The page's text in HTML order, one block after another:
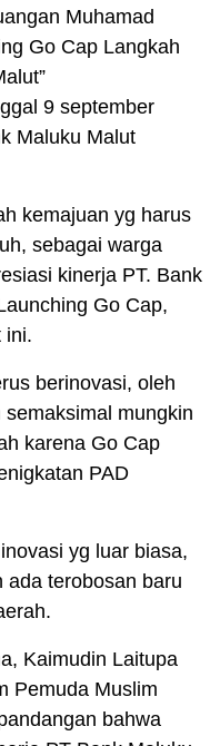
Muhamad
Go Cap Langkah
9 september
Maluku Malut
kemajuan yg harus
sebagai warga
kinerja PT. Bank
Go Cap,
ini.
berinovasi, oleh
mungkin
karena Go Cap
PAD
yg luar biasa,
ada terobosan baru
Kaimudin Laitupa
Pemuda Muslim
bahwa